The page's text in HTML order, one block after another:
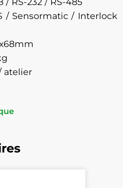
/ Sensormatic / Interlock
atelier